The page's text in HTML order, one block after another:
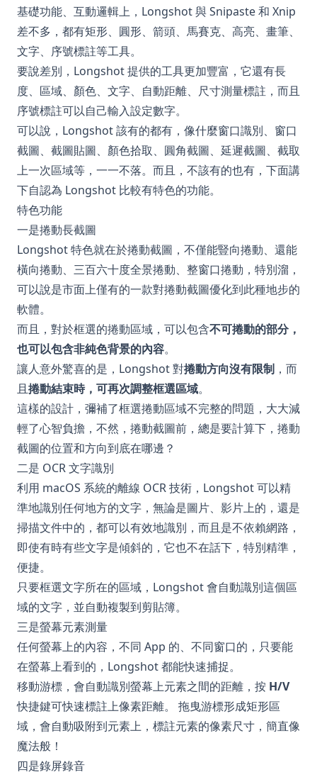
基礎功能、互動邏輯上，Longshot 與 Snipaste 和 Xnip
差不多，都有矩形、圓形、箭頭、馬賽克、高亮、畫筆、
文字、序號標註等工具。
要說差別，Longshot 提供的工具更加豐富，它還有長
度、區域、顏色、文字、自動距離、尺寸測量標註，而且
序號標註可以自己輸入設定數字。
可以說，Longshot 該有的都有，像什麼窗口識別、窗口
截圖、截圖貼圖、顏色拾取、圓角截圖、延遲截圖、截取
上一次區域等，一一不落。而且，不該有的也有，下面講
下自認為 Longshot 比較有特色的功能。
特色功能
一是捲動長截圖
Longshot 特色就在於捲動截圖，不僅能豎向捲動、還能
橫向捲動、三百六十度全景捲動、整窗口捲動，特別溜，
可以說是市面上僅有的一款對捲動截圖優化到此種地步的
軟體。
而且，對於框選的捲動區域，可以包含不可捲動的部分，
也可以包含非純色背景的內容。
讓人意外驚喜的是，Longshot 對捲動方向沒有限制 ，而
且捲動結束時，可再次調整框選區域。
這樣的設計，彌補了框選捲動區域不完整的問題，大大減
輕了心智負擔，不然，捲動截圖前，總是要計算下，捲動
截圖的位置和方向到底在哪邊？
二是 OCR 文字識別
利用 macOS 系統的離線 OCR 技術，Longshot 可以精
準地識別任何地方的文字，無論是圖片、影片上的，還是
掃描文件中的，都可以有效地識別，而且是不依賴網路，
即使有時有些文字是傾斜的，它也不在話下，特別精準，
便捷。
只要框選文字所在的區域，Longshot 會自動識別這個區
域的文字，並自動複製到剪貼簿。
三是螢幕元素測量
任何螢幕上的內容，不同 App 的、不同窗口的，只要能
在螢幕上看到的，Longshot 都能快速捕捉。
移動游標，會自動識別螢幕上元素之間的距離，按 H/V
快捷鍵可快速標註上像素距離。 拖曳游標形成矩形區
域，會自動吸附到元素上，標註元素的像素尺寸，簡直像
魔法般！
四是錄屏錄音